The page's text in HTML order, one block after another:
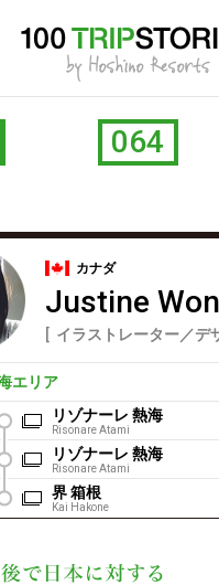
について064
カナダ
Justine
イラストレーター／デ
エリア
リゾナーレ 熱海
Risonare Atami
リゾナーレ 熱海
Risonare Atami
界 箱根
Kai Hakone